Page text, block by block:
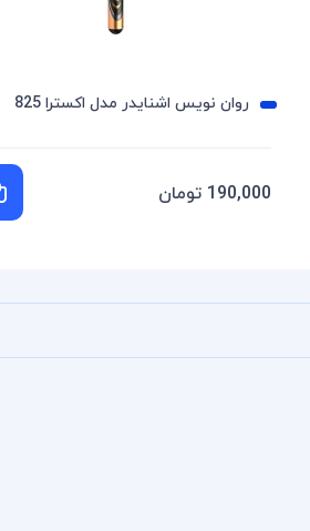
روان نویس اشنایدر مدل اکسترا 825
190,000 تومان